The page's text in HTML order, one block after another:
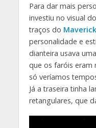
Para dar mais
investiu no visual
traços do Maverick
personalidade e
dianteira usava
que os faróis eram
só veríamos
Já a traseira tinha
retangulares, que